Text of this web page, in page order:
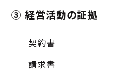
③ 経営活動の証拠
契約書
請求書